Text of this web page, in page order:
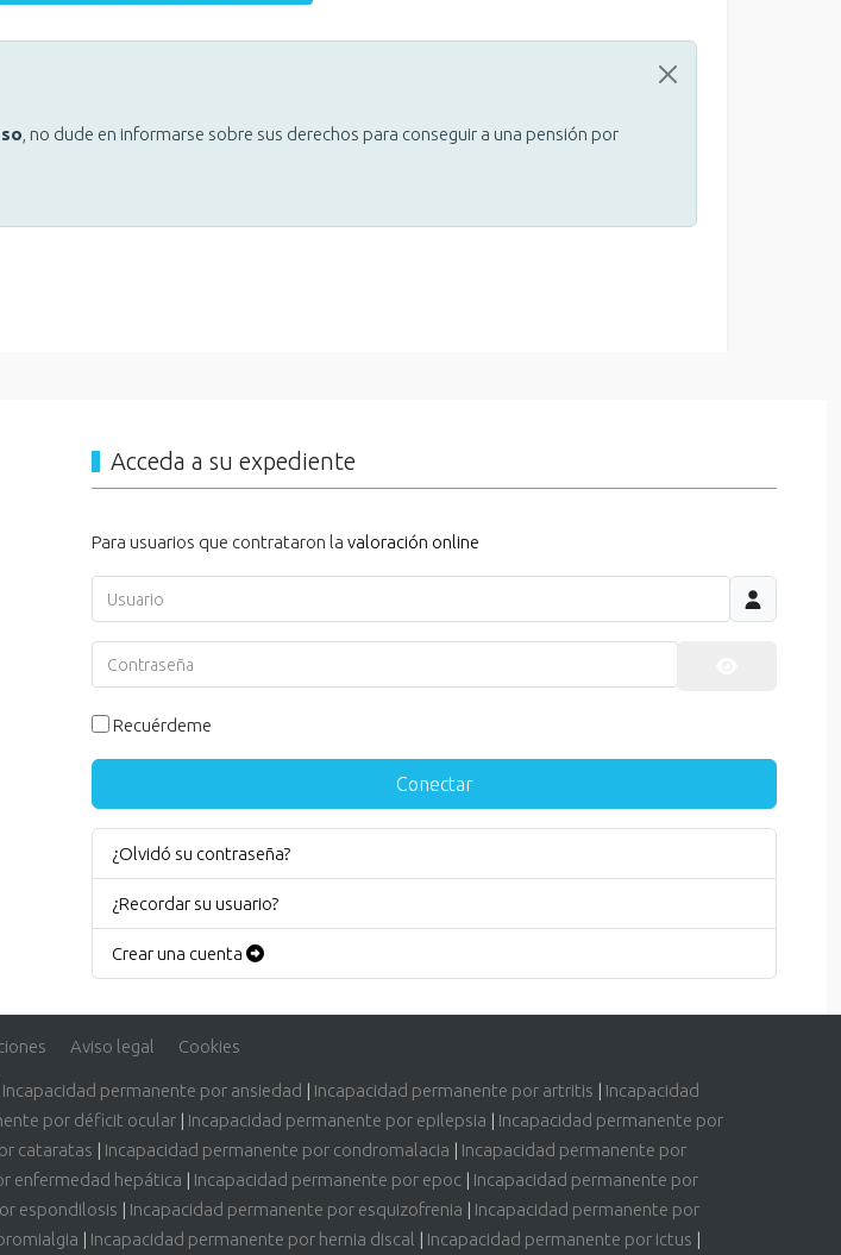
, no dude en informarse sobre sus derechos para conseguir a una pensión por
Acceda a su expediente
Para usuarios que contrataron la valoración online
Usuario
Contraseña
Recuérdeme
Conectar
¿Olvidó su contraseña?
¿Recordar su usuario?
Crear una cuenta
Aviso legal Cookies
Incapacidad permanente por ansiedad | Incapacidad permanente por artritis | Incapacidad
por déficit ocular | Incapacidad permanente por epilepsia | Incapacidad permanente por
cataratas | Incapacidad permanente por condromalacia | Incapacidad permanente por
enfermedad hepática | Incapacidad permanente por epoc| Incapacidad permanente por
espondilosis | Incapacidad permanente por esquizofrenia | Incapacidad permanente por
| Incapacidad permanente por hernia discal | Incapacidad permanente por ictus |